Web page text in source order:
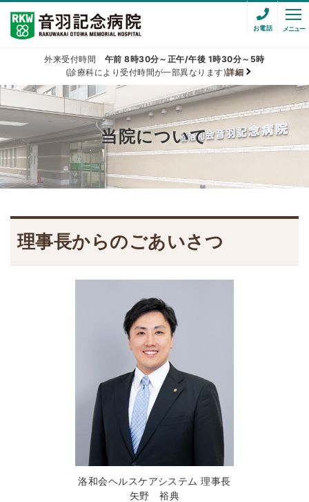
お電話 メニュー
外来受付時間
午前 8時30分～正午/午後 1時30分～5時
(診療科により受付時間が一部異なります)詳細
当院について
理事長からのごあいさつ
洛和会ヘルスケアシステム 理事長
矢野 裕典